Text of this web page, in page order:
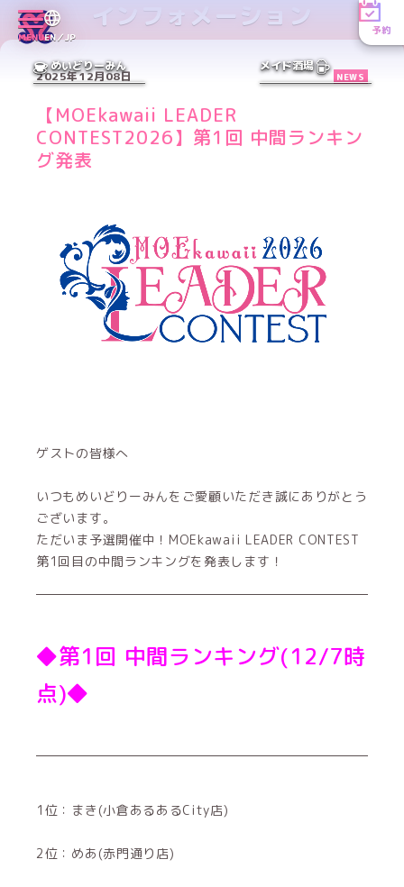
MENUEN／JP
予約
めいどりーみん メイド酒場
インフォメーション
2025年12月08日 NEWS
【MOEkawaii LEADER
CONTEST2026】第1回 中間ランキン
グ発表
ゲストの皆様へ
いつもめいどりーみんをご愛顧いただき誠にありがとう
ございます。
ただいま予選開催中！MOEkawaii LEADER CONTEST
第1回目の中間ランキングを発表します！
◆第1回 中間ランキング(12/7時
点)◆
1位：まき(小倉あるあるCity店)
2位：めあ(赤門通り店)